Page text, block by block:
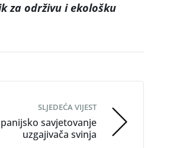
za održivu i ekološku
SLJEDEĆA VIJEST
savjetovanje
uzgajivača svinja